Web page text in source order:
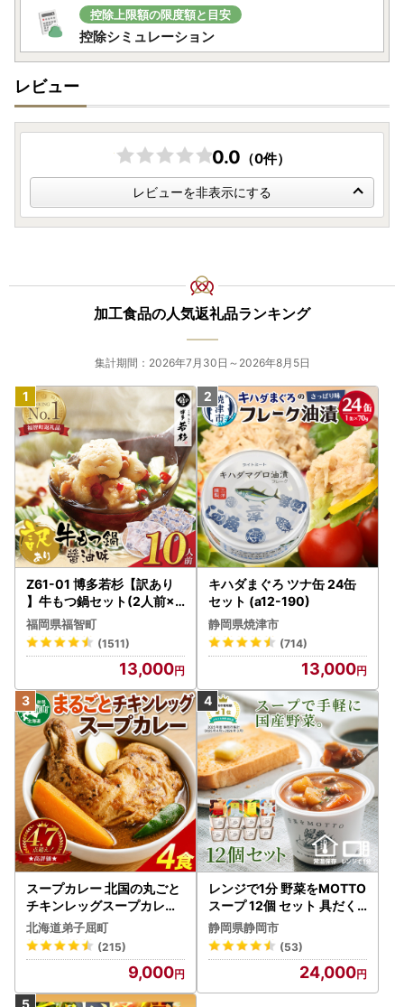
※寄附金受領証明書等とお礼の品については、別送となりま
す。
※書類の発送は、お届けまでに３週間程度かかる場合があり
ます。
る方にのみ、寄附金受領証明書と併せて送付いたします。
・お申し込み時にワンストップ特例申請について「希望す
る」をご選択いただいた方
・過去に他自治体も含め、自治体マイページや各ポータルサ
恐れ入りますが、以前オンライン申請をされた方（他自治体
を含む）には、寄附金受領証明書（圧着ハガキ）のみを送付
様にオンラインでの申請をお願いいたします。
本年度のご寄附について、郵送での申請をご希望の場合に
は、
「自治体マイページ」にて申請書をダウンロード・印刷いた
だき、お送りいただけますようお願いいたします。
下記URL「自治体マイページ」より、
寄附者様の情報が入ったワンストップ特例申請書がダウンロ
ード可能となります。
※自治体マイページへの寄附情報反映には、3日程度お時間
がかかってしまう可能性がございます。
https://mypg.jp/
お急ぎの方は総務省のダウンロードリンクより書類をダウン
ロードください。
総務省：https://www.soumu.go.jp/main_content/0003
97109.pdf
【ワンストップ申請をご希望の方へ】
秋田市ではオンライン、もしくは郵送にてワンストップ特例
申請を承っております。
どちらも申請期限は《ご寄附翌年の1月10日》となっており
ます。
申請期限を過ぎますと確定申告をしていただく必要がござい
ますのでご注意ください。
（1）オンライン申請について
「自治体マイページ」にてオンライン申請が可能でございま
す。詳細は下記URLからご確認ください。
控除上限額の限度額と目安
控除シミュレーション
レビュー
0.0 （0件）
レビューを非表示にする
加工食品の人気返礼品ランキング
集計期間：2026年7月30日～2026年8月5日
Z61-01 博多若杉【訳あり
】牛もつ鍋セット(2人前×5
) 10人前 もつ鍋
福岡県福智町
(1511)
13,000
キハダまぐろ ツナ缶 24缶
セット (a12-190)
静岡県焼津市
(714)
13,000
スープカレー 北国の丸ごと
チキンレッグスープカレー
4個 3739
北海道弟子屈町
(215)
9,000
レンジで1分 野菜をMOTTO
スープ 12個 セット 具だく
さんスープ 朝食 惣菜 国産
野菜 常温保存
静岡県静岡市
(53)
24,000